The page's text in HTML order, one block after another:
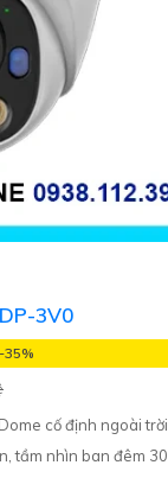
3V0
35%
cố định ngoài
tầm nhìn ban đêm